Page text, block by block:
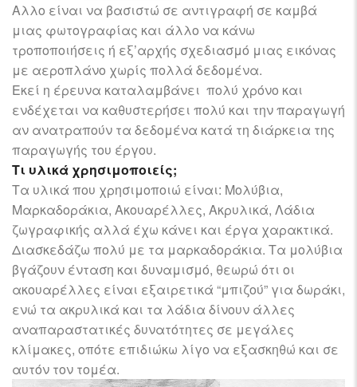
Αλλο είναι να βασιστώ σε αντιγραφή σε καμβά
μιας φωτογραφίας και άλλο να κάνω
τροποποιήσεις ή εξ’αρχής σχεδιασμό μιας εικόνας
με αεροπλάνο χωρίς πολλά δεδομένα.
Εκεί η έρευνα καταλαμβάνει πολύ χρόνο και
ενδέχεται να καθυστερήσει πολύ και την παραγωγή
αν ανατραπούν τα δεδομένα κατά τη διάρκεια της
παραγωγής του έργου.
Τι υλικά χρησιμοποιείς;
Τα υλικά που χρησιμοποιώ είναι: Μολύβια,
Μαρκαδοράκια, Ακουαρέλλες, Ακρυλικά, Λάδια
ζωγραφικής αλλά έχω κάνει και έργα χαρακτικά.
Διασκεδάζω πολύ με τα μαρκαδοράκια. Τα μολύβια
βγάζουν ένταση και δυναμισμό, θεωρώ ότι οι
ακουαρέλλες είναι εξαιρετικά “μπιζού” για δωράκι,
ενώ τα ακρυλικά και τα λάδια δίνουν άλλες
αναπαραστατικές δυνατότητες σε μεγάλες
κλίμακες, οπότε επιδιώκω λίγο να εξασκηθώ και σε
αυτόν τον τομέα.